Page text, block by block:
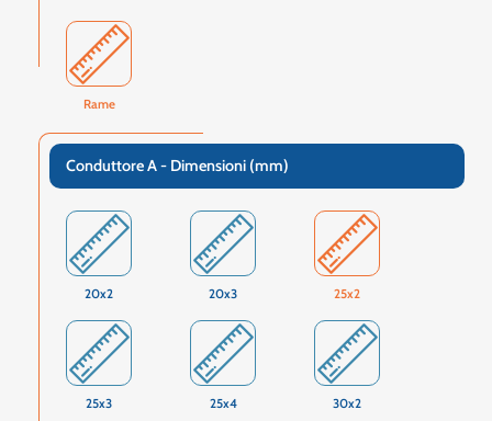
Rame
Conduttore A - Dimensioni (mm)
20x2 20x3 25x2
25x3 25x4 30x2